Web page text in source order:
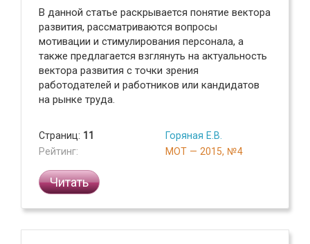
В данной статье раскрывается понятие вектора
развития, рассматриваются вопросы
мотивации и стимулирования персонала, а
также предлагается взглянуть на актуальность
вектора развития с точки зрения
работодателей и работников или кандидатов
на рынке труда.
Страниц: 11
Рейтинг:
Горяная Е.В.
МОТ — 2015, №4
Читать